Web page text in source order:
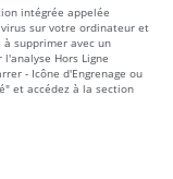
intégrée appelée
virus sur votre ordinateur et
supprimer avec un
Hors Ligne
- Icône d'Engrenage ou
et accédez à la section